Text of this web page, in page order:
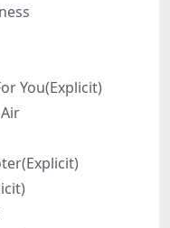
You(Explicit)